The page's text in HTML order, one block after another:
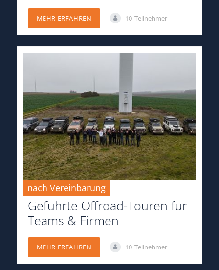
MEHR ERFAHREN 10 Teilnehmer
nach Vereinbarung
nach Vereinbarung
Geführte Offroad-Touren für
Teams & Firmen
MEHR ERFAHREN 10 Teilnehmer